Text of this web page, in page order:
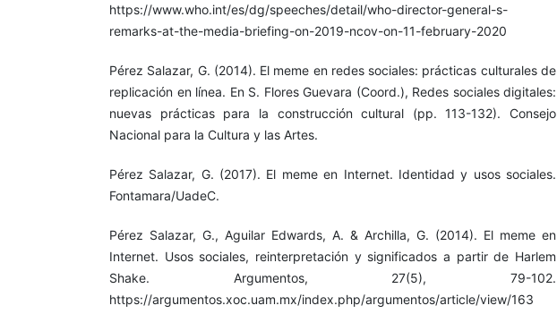
https://www.who.int/es/dg/speeches/detail/who-director-general-s-
remarks-at-the-media-briefing-on-2019-ncov-on-11-february-2020
Pérez Salazar, G. (2014). El meme en redes sociales: prácticas culturales de
replicación en línea. En S. Flores Guevara (Coord.), Redes sociales digitales:
nuevas prácticas para la construcción cultural (pp. 113-132). Consejo
Nacional para la Cultura y las Artes.
Pérez Salazar, G. (2017). El meme en Internet. Identidad y usos sociales.
Fontamara/UadeC.
Pérez Salazar, G., Aguilar Edwards, A. & Archilla, G. (2014). El meme en
Internet. Usos sociales, reinterpretación y significados a partir de Harlem
Shake. Argumentos, 27(5), 79-102.
https://argumentos.xoc.uam.mx/index.php/argumentos/article/view/163